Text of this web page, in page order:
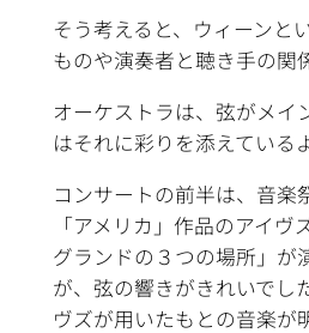
そう考えると、ウィーンと
ものや演奏者と聴き手の関
オーケストラは、弦がメイ
はそれに彩りを添えている
コンサートの前半は、音楽
「アメリカ」作品のアイ
グランドの３つの場所」が
が、弦の響きがきれいでし
ヴズが用いたもとの音楽が